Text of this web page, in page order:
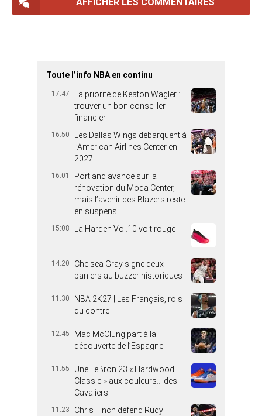
AFFICHER LES COMMENTAIRES
Toute l’info NBA en continu
17:47
La priorité de Keaton Wagler :
trouver un bon conseiller
financier
16:50
Les Dallas Wings débarquent à
l’American Airlines Center en
2027
16:01
Portland avance sur la
rénovation du Moda Center,
mais l’avenir des Blazers reste
en suspens
15:08 La Harden Vol.10 voit rouge
14:20
Chelsea Gray signe deux
paniers au buzzer historiques
11:30
NBA 2K27 | Les Français, rois
du contre
12:45
Mac McClung part à la
découverte de l’Espagne
11:55
Une LeBron 23 « Hardwood
Classic » aux couleurs… des
Cavaliers
11:23
Chris Finch défend Rudy